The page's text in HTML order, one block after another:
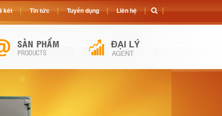
két Tin tức Tuyển dụng Liên hệ